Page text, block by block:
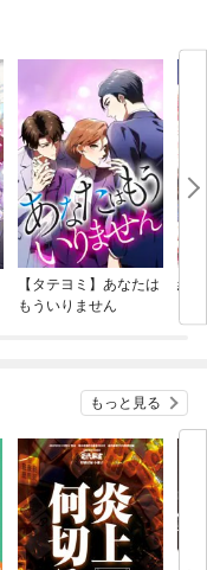
【タテヨミ】あなたは
もういりません
結
もっと見る